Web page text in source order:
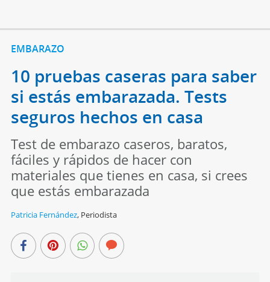
EMBARAZO
10 pruebas caseras para saber
si estás embarazada. Tests
seguros hechos en casa
Test de embarazo caseros, baratos,
fáciles y rápidos de hacer con
materiales que tienes en casa, si crees
que estás embarazada
Patricia Fernández, Periodista